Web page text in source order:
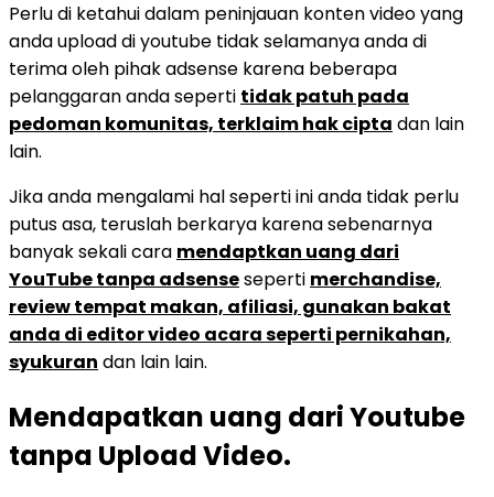
Perlu di ketahui dalam peninjauan konten video yang
anda upload di youtube tidak selamanya anda di
terima oleh pihak adsense karena beberapa
pelanggaran anda seperti tidak patuh pada
pedoman komunitas, terklaim hak cipta dan lain
lain.
Jika anda mengalami hal seperti ini anda tidak perlu
putus asa, teruslah berkarya karena sebenarnya
banyak sekali cara mendaptkan uang dari
YouTube tanpa adsenseseperti merchandise,
review tempat makan, afiliasi, gunakan bakat
anda di editor video acara seperti pernikahan,
syukuran dan lain lain.
Mendapatkan uang dari Youtube
tanpa Upload Video.